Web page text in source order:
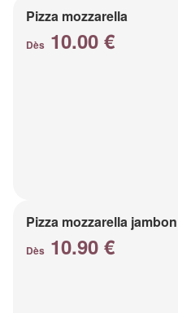
Pizza mozzarella
Dès 10.00 €
Pizza mozzarella jambon
Dès 10.90 €